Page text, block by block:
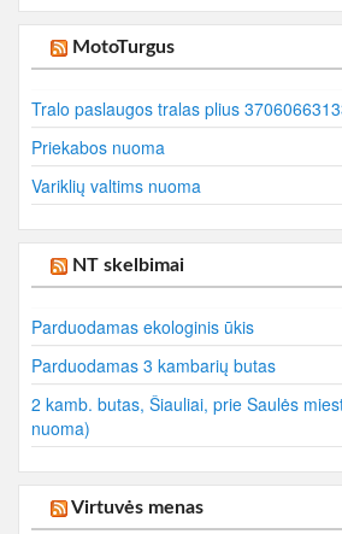
MotoTurgus
Tralo paslaugos tralas plius
Priekabos nuoma
Variklių valtims nuoma
NT skelbimai
Parduodamas ekologinis ūkis
Parduodamas 3 kambarių butas
2 kamb. butas, Šiauliai, prie Saulės
nuoma)
Virtuvės menas